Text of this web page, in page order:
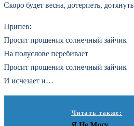
Скоро будет весна, дотерпеть, дотянуть
Припев:
Просит прощения солнечный зайчик
На полуслове перебивает
Просит прощения солнечный зайчик
И исчезает и…
Читать также: